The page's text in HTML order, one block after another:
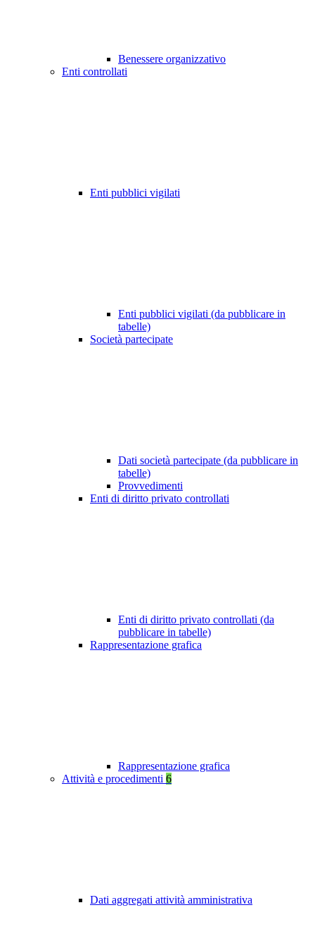
Benessere organizzativo
Enti controllati
Enti pubblici vigilati
Enti pubblici vigilati (da pubblicare in
tabelle)
Società partecipate
Dati società partecipate (da pubblicare in
tabelle)
Provvedimenti
Enti di diritto privato controllati
Enti di diritto privato controllati (da
pubblicare in tabelle)
Rappresentazione grafica
Rappresentazione grafica
Attività e procedimenti 6
Dati aggregati attività amministrativa